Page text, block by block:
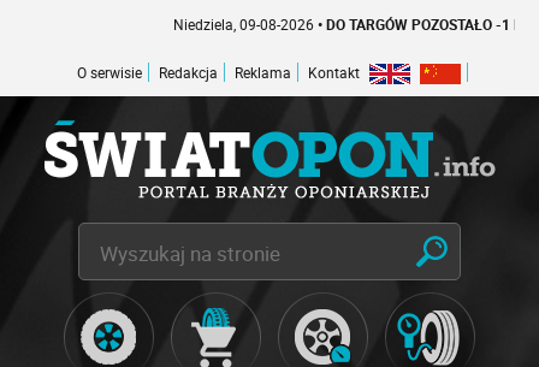
Niedziela, 09-08-2026• DO TARGÓW POZOSTAŁO -1 DNI
O serwisie Redakcja Reklama Kontakt